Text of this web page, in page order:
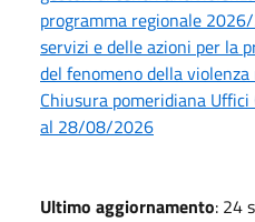
programma regionale
servizi e delle azioni per la
del fenomeno della
Chiusura pomeridiana
al 28/08/2026
Ultimo aggiornamento: 24